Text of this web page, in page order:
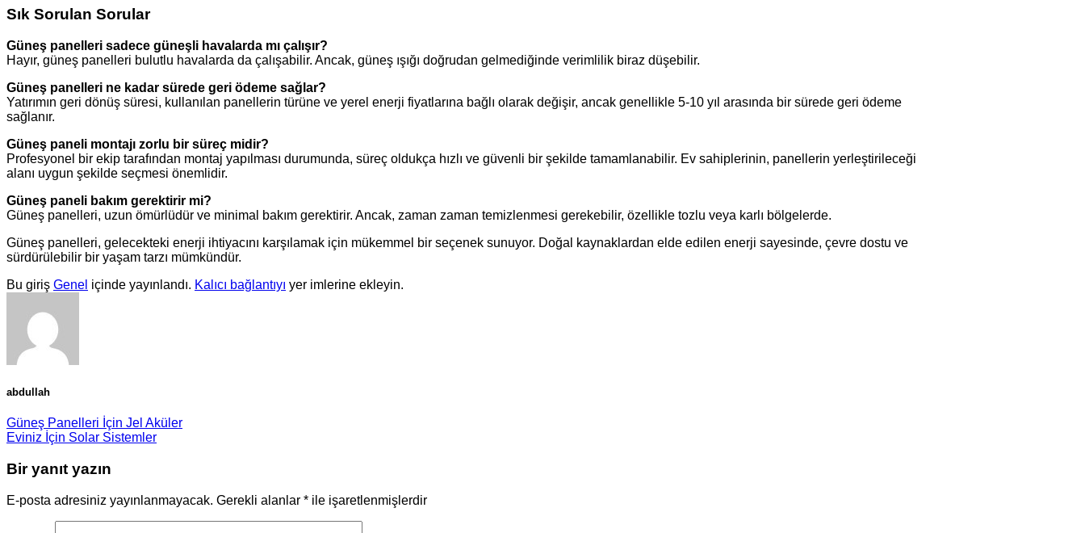
Sık Sorulan Sorular
Güneş panelleri sadece güneşli havalarda mı çalışır?
Hayır, güneş panelleri bulutlu havalarda da çalışabilir. Ancak, güneş ışığı doğrudan gelmediğinde verimlilik biraz düşebilir.
Güneş panelleri ne kadar sürede geri ödeme sağlar?
Yatırımın geri dönüş süresi, kullanılan panellerin türüne ve yerel enerji fiyatlarına bağlı olarak değişir, ancak genellikle 5-10 yıl arasında bir sürede geri ödeme
sağlanır.
Güneş paneli montajı zorlu bir süreç midir?
Profesyonel bir ekip tarafından montaj yapılması durumunda, süreç oldukça hızlı ve güvenli bir şekilde tamamlanabilir. Ev sahiplerinin, panellerin yerleştirileceği
alanı uygun şekilde seçmesi önemlidir.
Güneş paneli bakım gerektirir mi?
Güneş panelleri, uzun ömürlüdür ve minimal bakım gerektirir. Ancak, zaman zaman temizlenmesi gerekebilir, özellikle tozlu veya karlı bölgelerde.
Güneş panelleri, gelecekteki enerji ihtiyacını karşılamak için mükemmel bir seçenek sunuyor. Doğal kaynaklardan elde edilen enerji sayesinde, çevre dostu ve
sürdürülebilir bir yaşam tarzı mümkündür.
Bu giriş Genel içinde yayınlandı. Kalıcı bağlantıyı yer imlerine ekleyin.
abdullah
Güneş Panelleri İçin Jel Aküler
Eviniz İçin Solar Sistemler
Bir yanıt yazın
E-posta adresiniz yayınlanmayacak. Gerekli alanlar * ile işaretlenmişlerdir